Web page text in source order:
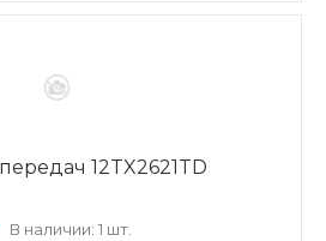
12TX2621TD
В наличии: 1 шт.